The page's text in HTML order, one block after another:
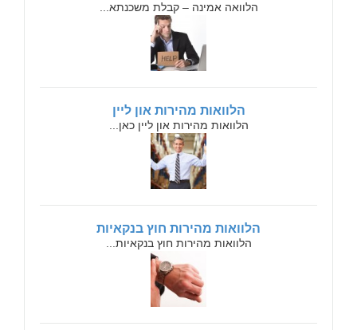
הלוואה אמינה – קבלת משכנתא...
הלוואות מהירות און ליין
הלוואות מהירות און ליין כאן...
הלוואות מהירות חוץ בנקאיות
הלוואות מהירות חוץ בנקאיות...